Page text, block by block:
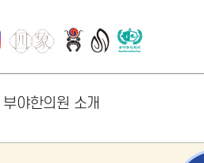
부야한의원 소개